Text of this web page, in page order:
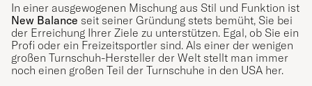
In einer ausgewogenen Mischung aus Stil und Funktion ist
New Balance seit seiner Gründung stets bemüht, Sie bei
der Erreichung Ihrer Ziele zu unterstützen. Egal, ob Sie ein
Profi oder ein Freizeitsportler sind. Als einer der wenigen
großen Turnschuh-Hersteller der Welt stellt man immer
noch einen großen Teil der Turnschuhe in den USA her.